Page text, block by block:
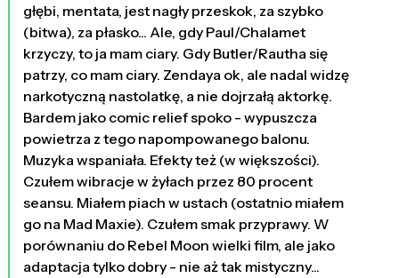
głębi, mentata, jest nagły przeskok, za szybko
(bitwa), za płasko... Ale, gdy Paul/Chalamet
krzyczy, to ja mam ciary. Gdy Butler/Rautha się
patrzy, co mam ciary. Zendaya ok, ale nadal widzę
narkotyczną nastolatkę, a nie dojrzałą aktorkę.
Bardem jako comic relief spoko - wypuszcza
powietrza z tego napompowanego balonu.
Muzyka wspaniała. Efekty też (w większości).
Czułem wibracje w żyłach przez 80 procent
seansu. Miałem piach w ustach (ostatnio miałem
go na Mad Maxie). Czułem smak przyprawy. W
porównaniu do Rebel Moon wielki film, ale jako
adaptacja tylko dobry - nie aż tak mistyczny...